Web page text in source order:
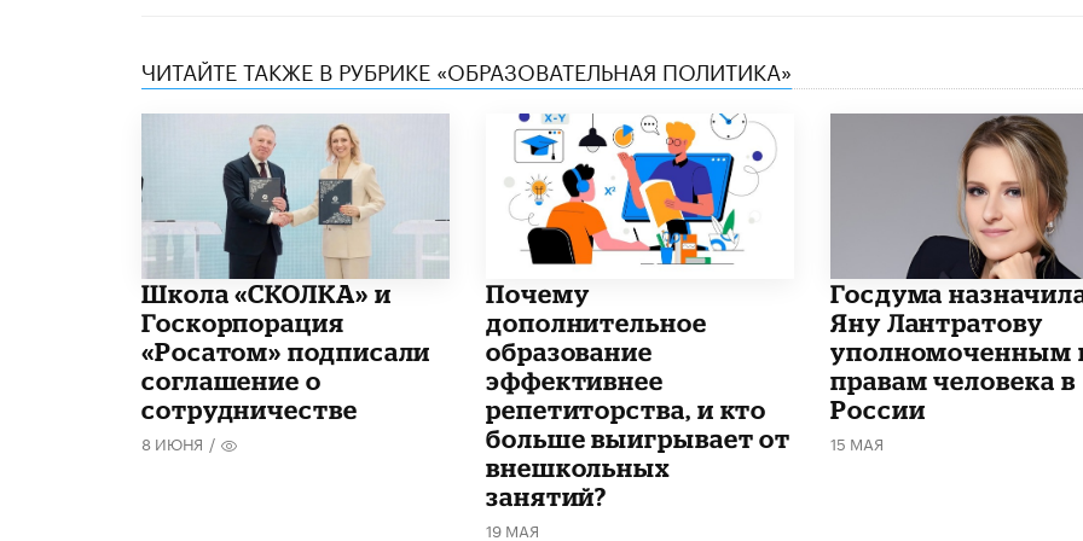
ЧИТАЙТЕ ТАКЖЕ В РУБРИКЕ «ОБРАЗОВАТЕЛЬНАЯ ПОЛИТИКА»
Школа «СКОЛКА» и
Госкорпорация
«Росатом» подписали
соглашение о
сотрудничестве
8 ИЮНЯ /
​Почему
дополнительное
образование
эффективнее
репетиторства, и кто
больше выигрывает от
внешкольных
занятий?
19 МАЯ
Госдума
Яну Лантратову
уполномоченным
правам человека в
России
15 МАЯ